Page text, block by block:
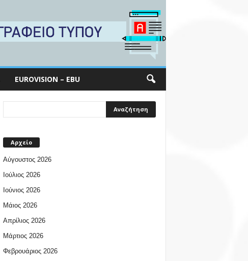
EUROVISION – EBU
Αρχείο
Αύγουστος 2026
Ιούλιος 2026
Ιούνιος 2026
Μάιος 2026
Απρίλιος 2026
Μάρτιος 2026
Φεβρουάριος 2026